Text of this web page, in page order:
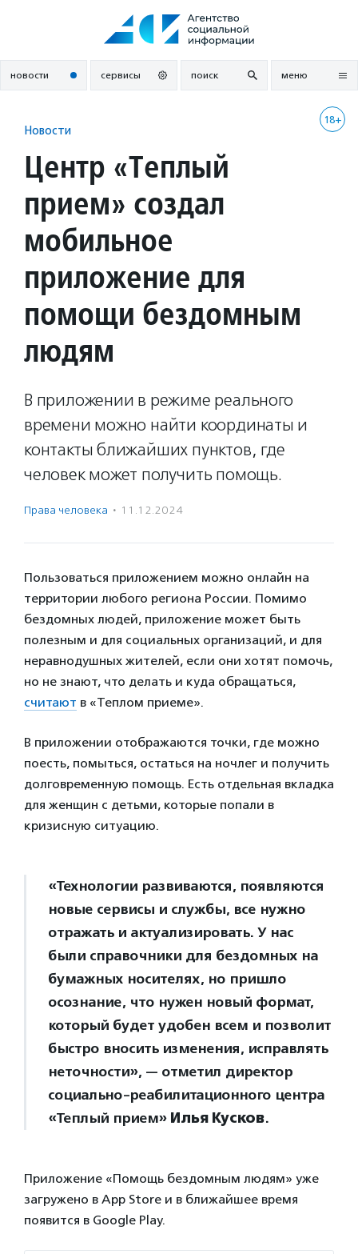
новости сервисы поиск меню
18+
Новости
Центр «Теплый
прием» создал
мобильное
приложение для
помощи бездомным
людям
В приложении в режиме реального
времени можно найти координаты и
контакты ближайших пунктов, где
человек может получить помощь.
Права человека · 11.12.2024
Пользоваться приложением можно онлайн на
территории любого региона России. Помимо
бездомных людей, приложение может быть
полезным и для социальных организаций, и для
неравнодушных жителей, если они хотят помочь,
но не знают, что делать и куда обращаться,
считают в «Теплом приеме».
В приложении отображаются точки, где можно
поесть, помыться, остаться на ночлег и получить
долговременную помощь. Есть отдельная вкладка
для женщин с детьми, которые попали в
кризисную ситуацию.
«Технологии развиваются, появляются
новые сервисы и службы, все нужно
отражать и актуализировать. У нас
были справочники для бездомных на
бумажных носителях, но пришло
осознание, что нужен новый формат,
который будет удобен всем и позволит
быстро вносить изменения, исправлять
неточности», — отметил директор
социально-реабилитационного центра
«Теплый прием» Илья Кусков.
Приложение «Помощь бездомным людям» уже
загружено в App Store и в ближайшее время
появится в Google Play.